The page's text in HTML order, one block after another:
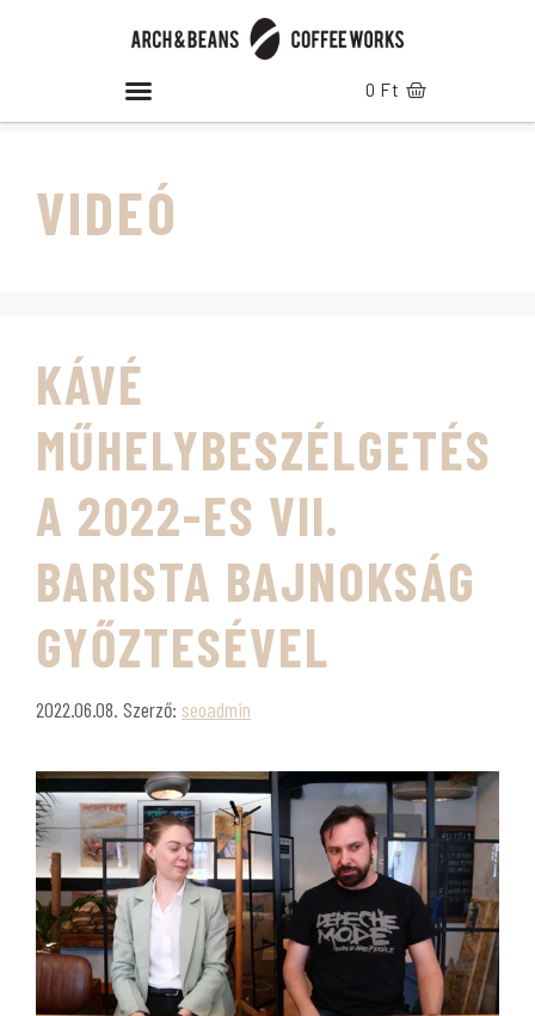
0 Ft
VIDEÓ
KÁVÉ
MŰHELYBESZÉLGETÉS
A 2022-ES VII.
BARISTA BAJNOKSÁG
GYŐZTESÉVEL
2022.06.08. Szerző: seoadmin